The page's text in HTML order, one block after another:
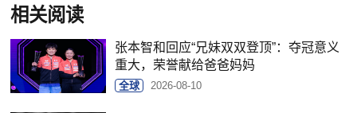
相关阅读
张本智和回应“兄妹双双登顶”：夺冠意义
重大，荣誉献给爸爸妈妈
全球 2026-08-10